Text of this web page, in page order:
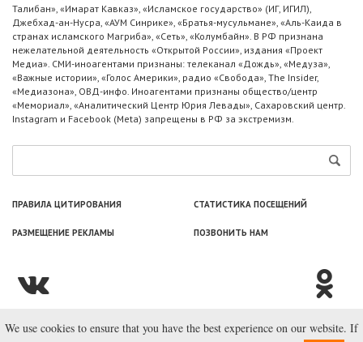
Талибан», «Имарат Кавказ», «Исламское государство» (ИГ, ИГИЛ),
Джебхад-ан-Нусра, «АУМ Синрике», «Братья-мусульмане», «Аль-Каида в
странах исламского Магриба», «Сеть», «Колумбайн». В РФ признана
нежелательной деятельность «Открытой России», издания «Проект
Медиа». СМИ-иноагентами признаны: телеканал «Дождь», «Медуза»,
«Важные истории», «Голос Америки», радио «Свобода», The Insider,
«Медиазона», ОВД-инфо. Иноагентами признаны общество/центр
«Мемориал», «Аналитический Центр Юрия Левады», Сахаровский центр.
Instagram и Facebook (Metа) запрещены в РФ за экстремизм.
ПРАВИЛА ЦИТИРОВАНИЯ СТАТИСТИКА ПОСЕЩЕНИЙ
РАЗМЕЩЕНИЕ РЕКЛАМЫ ПОЗВОНИТЬ НАМ
© ООО «Лаборатория Новоcтей», 2003—2026.
We use cookies to ensure that you have the best experience on our website. If